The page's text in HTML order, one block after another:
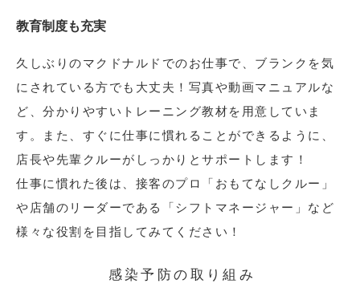
教育制度も充実
久しぶりのマクドナルドでのお仕事で、ブランクを気
にされている方でも大丈夫！写真や動画マニュアルな
ど、分かりやすいトレーニング教材を用意していま
す。また、すぐに仕事に慣れることができるように、
店長や先輩クルーがしっかりとサポートします！
仕事に慣れた後は、接客のプロ「おもてなしクルー」
や店舗のリーダーである「シフトマネージャー」など
様々な役割を目指してみてください！
感染予防の取り組み